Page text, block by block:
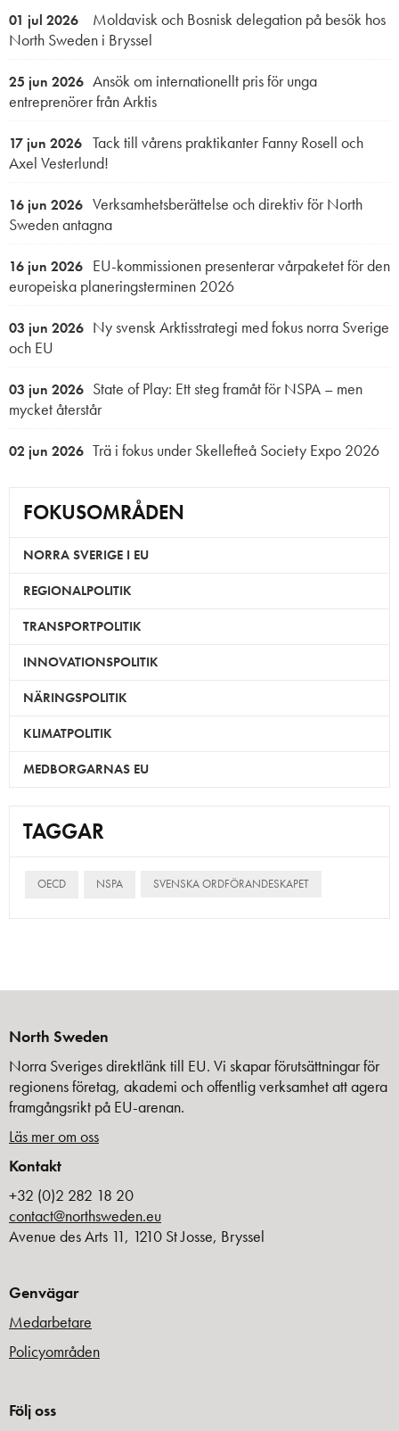
01 jul 2026
Moldavisk och Bosnisk delegation på besök hos
North Sweden i Bryssel
25 jun 2026 Ansök om internationellt pris för unga
entreprenörer från Arktis
17 jun 2026 Tack till vårens praktikanter Fanny Rosell och
Axel Vesterlund!
16 jun 2026 Verksamhetsberättelse och direktiv för North
Sweden antagna
16 jun 2026 EU-kommissionen presenterar vårpaketet för den
europeiska planeringsterminen 2026
03 jun 2026 Ny svensk Arktisstrategi med fokus norra Sverige
och EU
03 jun 2026 State of Play: Ett steg framåt för NSPA – men
mycket återstår
02 jun 2026 Trä i fokus under Skellefteå Society Expo 2026
FOKUSOMRÅDEN
NORRA SVERIGE I EU
REGIONALPOLITIK
TRANSPORTPOLITIK
INNOVATIONSPOLITIK
NÄRINGSPOLITIK
KLIMATPOLITIK
MEDBORGARNAS EU
TAGGAR
OECD NSPA SVENSKA ORDFÖRANDESKAPET
North Sweden
Norra Sveriges direktlänk till EU. Vi skapar förutsättningar för
regionens företag, akademi och offentlig verksamhet att agera
framgångsrikt på EU-arenan.
Läs mer om oss
Kontakt
+32 (0)2 282 18 20
contact@northsweden.eu
Avenue des Arts 11, 1210 St Josse, Bryssel
Genvägar
Medarbetare
Policyområden
Följ oss